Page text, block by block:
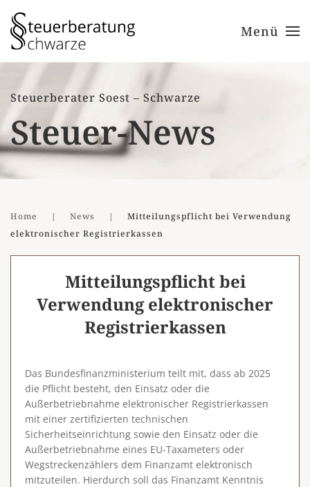
Zum Hauptinhalt springen Menü
Steuerberater Soest – Schwarze
Steuer-News
Home News
Mitteilungspflicht bei Verwendung
elektronischer Registrierkassen
Mitteilungspflicht bei
Verwendung elektronischer
Registrierkassen
Das Bundesfinanzministerium teilt mit, dass ab 2025
die Pflicht besteht, den Einsatz oder die
Außerbetriebnahme elektronischer Registrierkassen
mit einer zertifizierten technischen
Sicherheitseinrichtung sowie den Einsatz oder die
Außerbetriebnahme eines EU-Taxameters oder
Wegstreckenzählers dem Finanzamt elektronisch
mitzuteilen. Hierdurch soll das Finanzamt Kenntnis